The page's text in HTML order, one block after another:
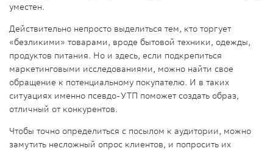
уместен.
Действительно непросто выделиться тем, кто торгует
«безликими» товарами, вроде бытовой техники, одежды,
продуктов питания. Но и здесь, если подкрепиться
маркетинговыми исследованиями, можно найти свое
обращение к потенциальному покупателю. И в таких
ситуациях именно псевдо-УТП поможет создать образ,
отличный от конкурентов.
Чтобы точно определиться с посылом к аудитории, можно
замутить несложный опрос клиентов, и попросить их